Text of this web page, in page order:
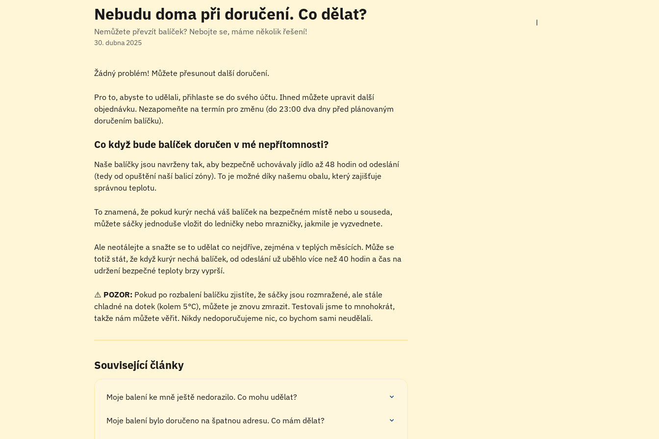
Nebudu doma při doručení. Co dělat?
Nemůžete převzít balíček? Nebojte se, máme několik řešení!
30. dubna 2025
Žádný problém! Můžete přesunout další doručení.
Pro to, abyste to udělali, přihlaste se do svého účtu. Ihned můžete upravit další
objednávku. Nezapomeňte na termín pro změnu (do 23:00 dva dny před plánovaným
doručením balíčku).
Co když bude balíček doručen v mé nepřítomnosti?
Naše balíčky jsou navrženy tak, aby bezpečně uchovávaly jídlo až 48 hodin od odeslání
(tedy od opuštění naší balicí zóny). To je možné díky našemu obalu, který zajišťuje
správnou teplotu.
To znamená, že pokud kurýr nechá váš balíček na bezpečném místě nebo u souseda,
můžete sáčky jednoduše vložit do ledničky nebo mrazničky, jakmile je vyzvednete.
Ale neotálejte a snažte se to udělat co nejdříve, zejména v teplých měsících. Může se
totiž stát, že když kurýr nechá balíček, od odeslání už uběhlo více než 40 hodin a čas na
udržení bezpečné teploty brzy vyprší.
⚠️ POZOR: Pokud po rozbalení balíčku zjistíte, že sáčky jsou rozmražené, ale stále
chladné na dotek (kolem 5°C), můžete je znovu zmrazit. Testovali jsme to mnohokrát,
takže nám můžete věřit. Nikdy nedoporučujeme nic, co bychom sami neudělali.
Související články
Moje balení ke mně ještě nedorazilo. Co mohu udělat?
Moje balení bylo doručeno na špatnou adresu. Co mám dělat?